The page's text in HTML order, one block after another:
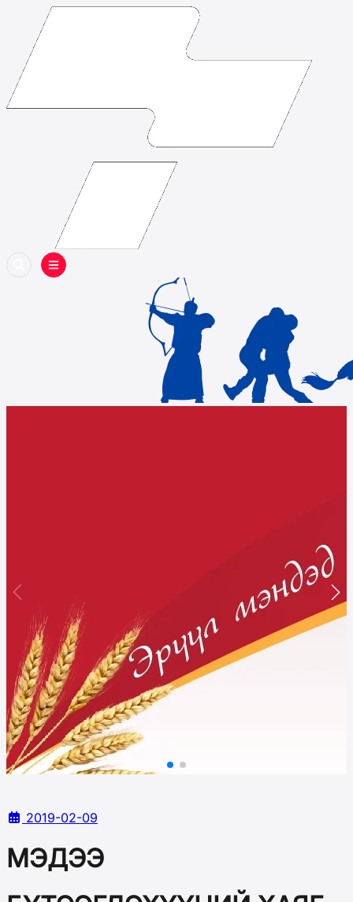
2019-02-09
МЭДЭЭ